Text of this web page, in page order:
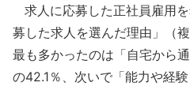
求人に応募した正社員雇用
募した求人を選んだ理由」（
最も多かったのは「自宅から
の42.1％、次いで「能力や経